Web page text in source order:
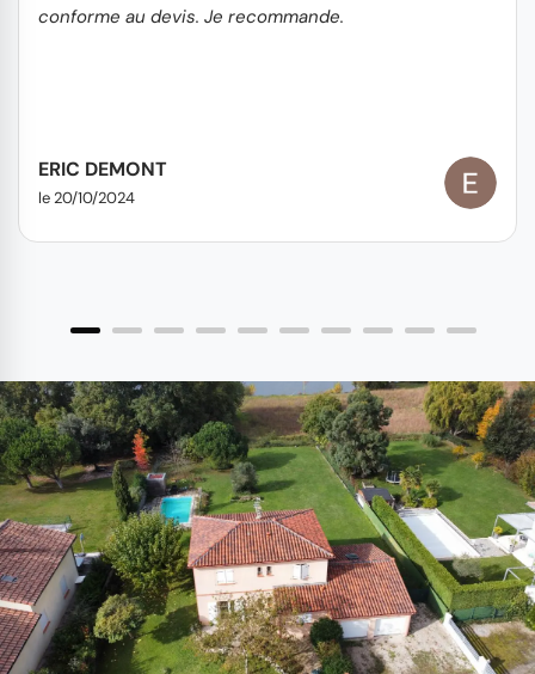
conforme au devis. Je recommande.
ERIC DEMONT
le 20/10/2024